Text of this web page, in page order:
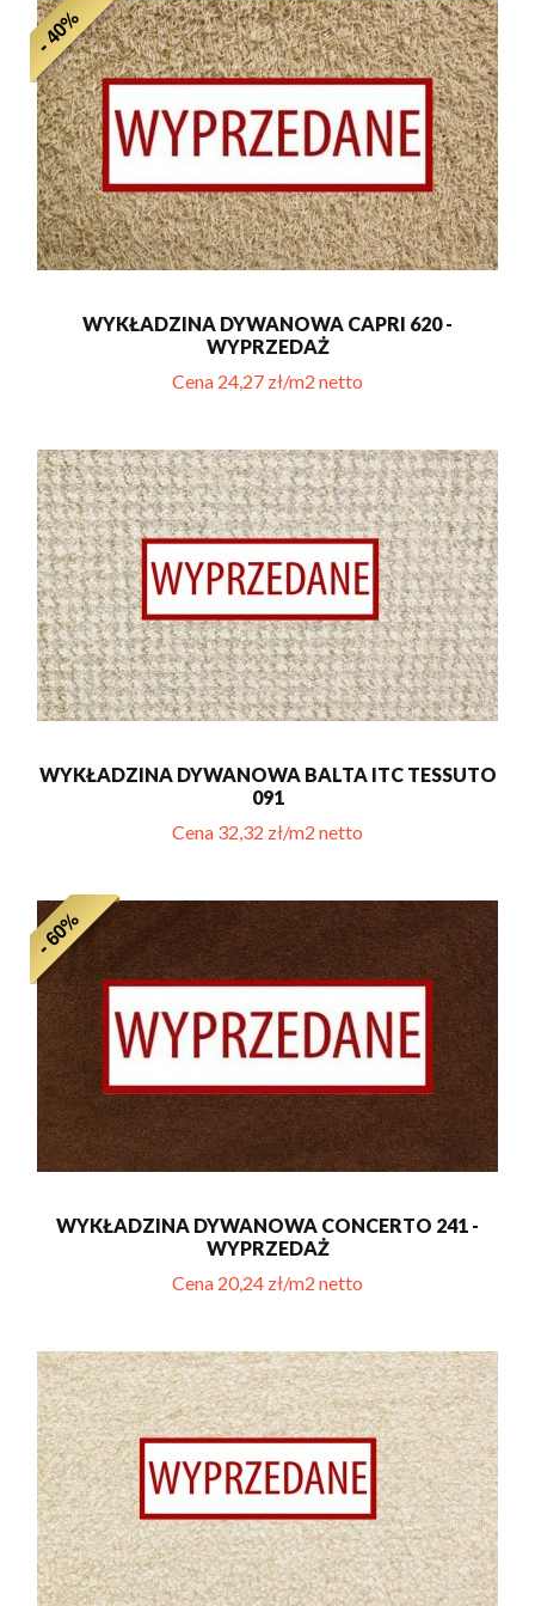
- 40%
WYKŁADZINA DYWANOWA CAPRI 620 -
WYPRZEDAŻ
Cena 24,27 zł/m2 netto
WYKŁADZINA DYWANOWA BALTA ITC TESSUTO
091
Cena 32,32 zł/m2 netto
- 60%
WYKŁADZINA DYWANOWA CONCERTO 241 -
WYPRZEDAŻ
Cena 20,24 zł/m2 netto